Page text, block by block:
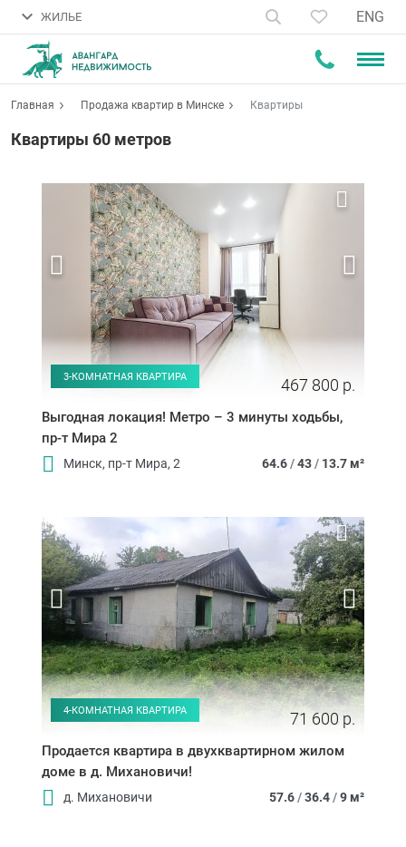
ЖИЛЬЕ ENG
Главная Продажа квартир в Минске Квартиры
Квартиры 60 метров
3-КОМНАТНАЯ КВАРТИРА 467 800 р.
Выгодная локация! Метро – 3 минуты ходьбы,
пр-т Мира 2
Минск, пр-т Мира, 2 64.6/43/ 13.7 м²
4-КОМНАТНАЯ КВАРТИРА 71 600 р.
Продается квартира в двухквартирном жилом
доме в д. Михановичи!
д. Михановичи 57.6/36.4/9 м²